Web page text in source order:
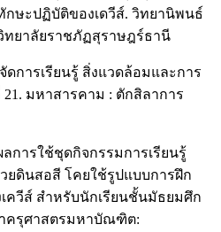
กษะปฏิบัติของเดวีส์. วิทยานิพนธ์
ยาลัยราชภัฏสุราษฎร์ธานี
ดการเรียนรู้ สิ่งแวดล้อมและการ
มหาสารคาม : ตักสิลาการ
การใช้ชุดกิจกรรมการเรียนรู้
ยดินสอสี โคยใช้รูปแบบการฝึก
วีส์ สำหรับนักเรียนชั้นมัธยมศึก
ครุศาสตรมหาบัณฑิต: